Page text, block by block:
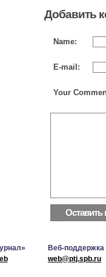
Добавить
Name:
E-mail:
Your
Веб-поддержка
web@ptj.spb.ru